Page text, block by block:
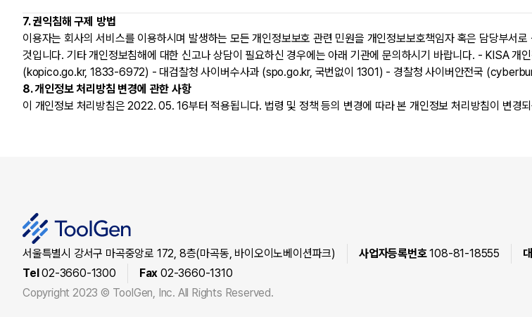
7. 권익침해 구제 방법
이용자는 회사의 서비스를 이용하시며 발생하는 모든 개인정보보호 관련 민원을 개인정보보호책임자 혹은 담당부서
것입니다. 기타 개인정보침해에 대한 신고나 상담이 필요하신 경우에는 아래 기관에 문의하시기 바랍니다. - KISA
(kopico.go.kr, 1833-6972) - 대검찰청 사이버수사과 (spo.go.kr, 국번없이 1301) - 경찰청 사이버안전국
8. 개인정보 처리방침 변경에 관한 사항
이 개인정보 처리방침은 2022. 05. 16부터 적용됩니다. 법령 및 정책 등의 변경에 따라 본 개인정보 처리방침이 변경
서울특별시 강서구 마곡중앙로 172, 8층(마곡동, 바이오이노베이션파크) 사업자등록번호 108-81-18555
Tel 02-3660-1300 Fax 02-3660-1310
Copyright 2023 © ToolGen, Inc. All Rights Reserved.